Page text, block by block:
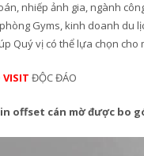
nhiếp ảnh gia, ngành
Gyms, kinh doanh du
Quý vị có thể lựa chọn cho
VISIT ĐỘC ĐÁO
offset cán mờ được bo